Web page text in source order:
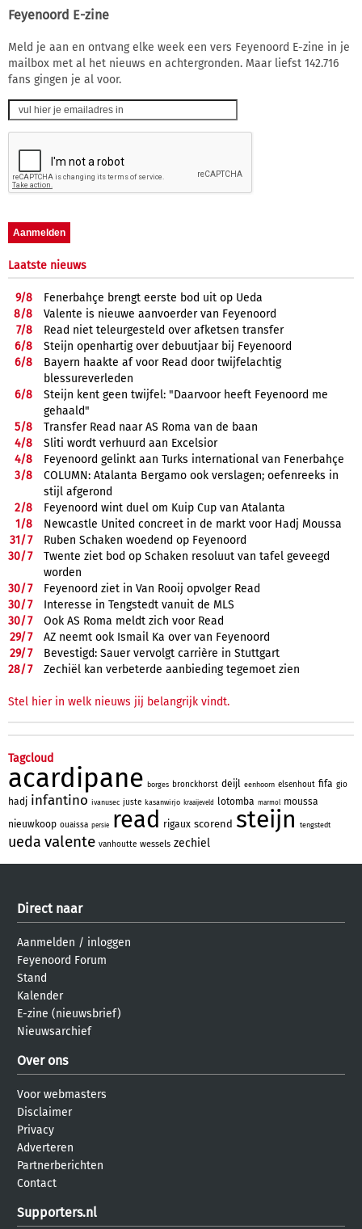
Feyenoord E-zine
Meld je aan en ontvang elke week een vers Feyenoord E-zine in je
mailbox met al het nieuws en achtergronden. Maar liefst 142.716
fans gingen je al voor.
Laatste nieuws
9/8
Fenerbahçe brengt eerste bod uit op Ueda
8/8
Valente is nieuwe aanvoerder van Feyenoord
7/8
Read niet teleurgesteld over afketsen transfer
6/8
Steijn openhartig over debuutjaar bij Feyenoord
6/8
Bayern haakte af voor Read door twijfelachtig
blessureverleden
6/8
Steijn kent geen twijfel: "Daarvoor heeft Feyenoord me
gehaald"
5/8
Transfer Read naar AS Roma van de baan
4/8
Sliti wordt verhuurd aan Excelsior
4/8
Feyenoord gelinkt aan Turks international van Fenerbahçe
3/8
COLUMN: Atalanta Bergamo ook verslagen; oefenreeks in
stijl afgerond
2/8
Feyenoord wint duel om Kuip Cup van Atalanta
1/8
Newcastle United concreet in de markt voor Hadj Moussa
31/7
Ruben Schaken woedend op Feyenoord
30/7
Twente ziet bod op Schaken resoluut van tafel geveegd
worden
30/7
Feyenoord ziet in Van Rooij opvolger Read
30/7
Interesse in Tengstedt vanuit de MLS
30/7
Ook AS Roma meldt zich voor Read
29/7
AZ neemt ook Ismail Ka over van Feyenoord
29/7
Bevestigd: Sauer vervolgt carrière in Stuttgart
28/7 Zechiël kan verbeterde aanbieding tegemoet zien
Stel hier in welk nieuws jij belangrijk vindt.
Tagcloud
acardipane borges bronckhorst deijl eenhoorn elsenhout fifa gio
hadj infantino ivanusec juste kasanwirjo kraaijeveld lotomba marmol
moussa
nieuwkoop ouaissa persie read rigaux scorend steijn tengstedt
ueda valente vanhoutte wessels zechiel
Direct naar
Aanmelden / inloggen
Feyenoord Forum
Stand
Kalender
E-zine (nieuwsbrief)
Nieuwsarchief
Over ons
Voor webmasters
Disclaimer
Privacy
Adverteren
Partnerberichten
Contact
Supporters.nl